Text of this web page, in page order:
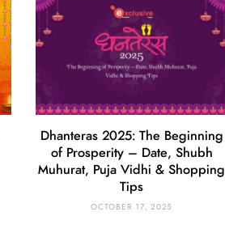
Dhanteras 2025: The Beginning
of Prosperity – Date, Shubh
Muhurat, Puja Vidhi & Shopping
Tips
OCTOBER 17, 2025